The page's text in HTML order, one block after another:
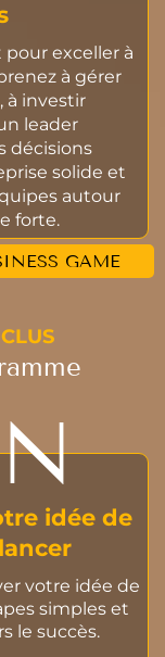
exceller à
à gérer
à investir
leader
décisions
solide et
autour
forte.
GAME
idée de
votre idée de
simples et
le succès.